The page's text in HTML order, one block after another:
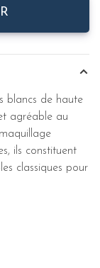
blancs de haute
agréable au
ils constituent
classiques pour